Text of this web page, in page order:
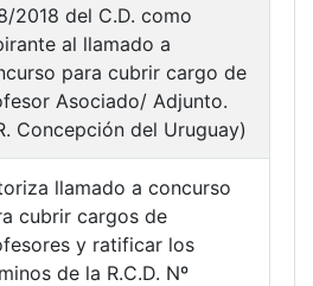
2018 del C.D. como
al llamado a
para cubrir cargo de
Asociado/ Adjunto.
Concepción del Uruguay)
llamado a concurso
cubrir cargos de
y ratificar los
de la R.C.D. Nº